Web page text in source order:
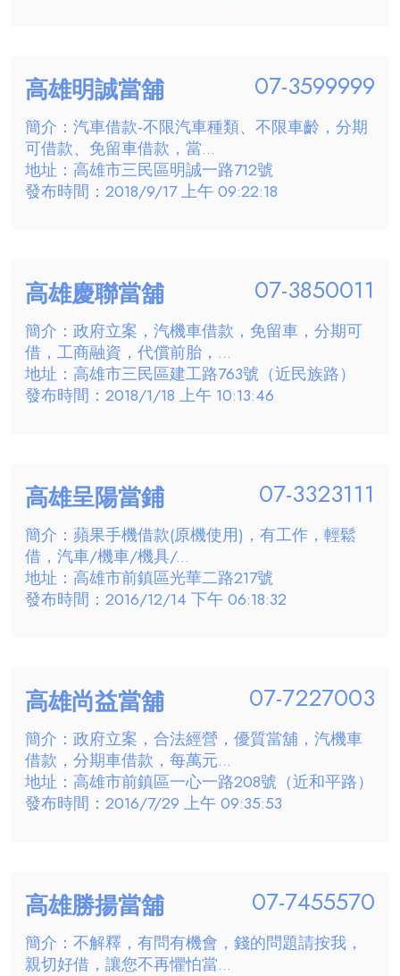
高雄明誠當舖 07-3599999
簡介：汽車借款-不限汽車種類、不限車齡，分期
可借款、免留車借款，當...
地址：高雄市三民區明誠一路712號
發布時間：2018/9/17 上午 09:22:18
高雄慶聯當舖 07-3850011
簡介：政府立案，汽機車借款，免留車，分期可
借，工商融資，代償前胎，...
地址：高雄市三民區建工路763號（近民族路）
發布時間：2018/1/18 上午 10:13:46
高雄呈陽當鋪 07-3323111
簡介：蘋果手機借款(原機使用)，有工作，輕鬆
借，汽車/機車/機具/...
地址：高雄市前鎮區光華二路217號
發布時間：2016/12/14 下午 06:18:32
高雄尚益當舖 07-7227003
簡介：政府立案，合法經營，優質當舖，汽機車
借款，分期車借款，每萬元...
地址：高雄市前鎮區一心一路208號（近和平路）
發布時間：2016/7/29 上午 09:35:53
高雄勝揚當舖 07-7455570
簡介：不解釋，有問有機會，錢的問題請按我，
親切好借，讓您不再懼怕當...